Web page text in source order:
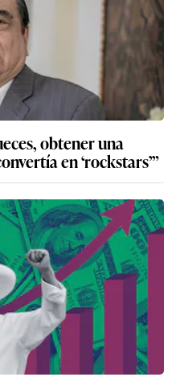
obtener una
en ‘rockstars’”